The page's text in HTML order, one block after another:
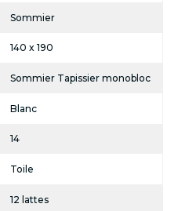
Sommier
140 x 190
Sommier Tapissier monobloc
Blanc
14
Toile
12 lattes